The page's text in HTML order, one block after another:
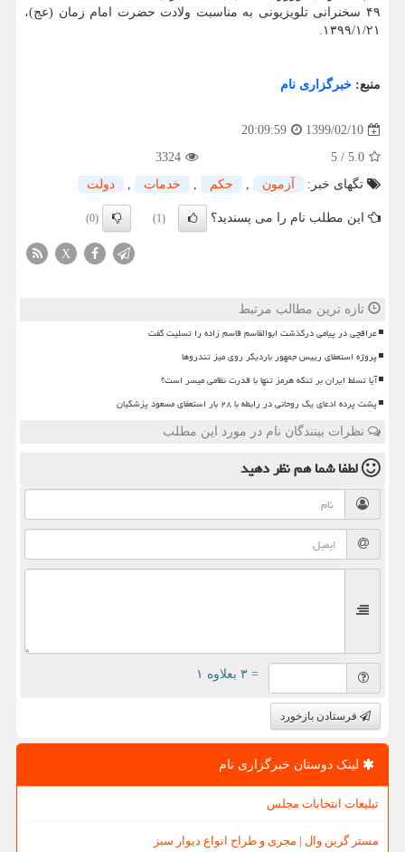
۴۹ سخنرانی تلویزیونی به مناسبت ولادت حضرت امام زمان (عج)،
۱۳۹۹/۱/۲۱.
منبع: خبرگزاری نام
1399/02/10
20:09:59
5.0
/
5
3324
تگهای خبر:
آزمون , حكم , خدمات , دولت
این مطلب نام را می پسندید؟ (1)
(0)
X
تازه ترین مطالب مرتبط
عراقچی در پیامی درگذشت ابوالقاسم قاسم زاده را تسلیت گفت
پروژه استعفای رییس جمهور باردیگر روی میز تندروها
آیا تسلط ایران بر تنگه هرمز تنها با قدرت نظامی میسر است؟
پشت پرده ادعای یک روحانی در رابطه با ۲۸ بار استعفای مسعود پزشکیان
نظرات بینندگان نام در مورد این مطلب
لطفا شما همنظر دهید
= ۳ بعلاوه ۱
فرستادن بازخورد
لینک دوستان خبرگزاری نام
تبلیغات انتخابات مجلس
مستر گرین وال | مجری و طراح انواع دیوار سبز